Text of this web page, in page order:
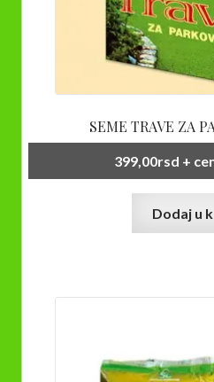
SEME TRAVE ZA
399,00rsd +
Dodaj u